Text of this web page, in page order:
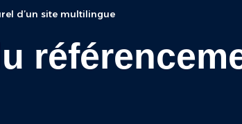
d’un site multilingue